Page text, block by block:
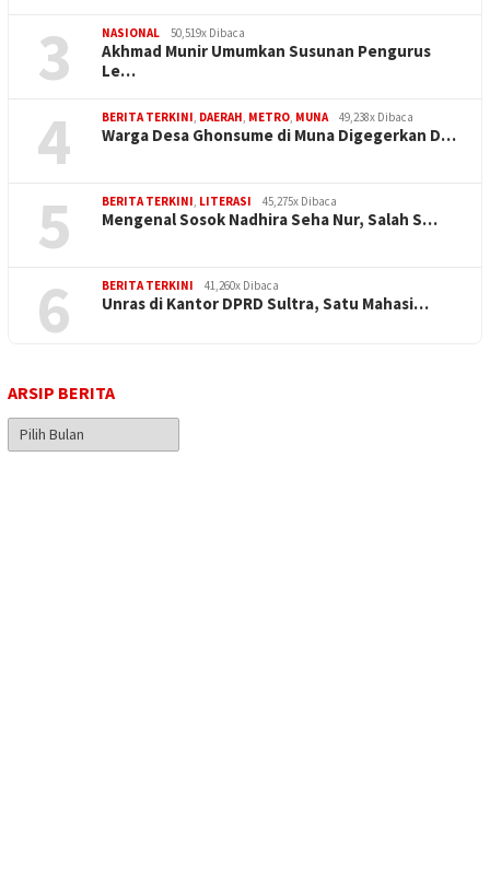
3
NASIONAL 50,519x Dibaca
Akhmad Munir Umumkan Susunan Pengurus
Le…
4 BERITA TERKINI, DAERAH, METRO, MUNA 49,238x Dibaca
Warga Desa Ghonsume di Muna Digegerkan D…
5 BERITA TERKINI, LITERASI 45,275x Dibaca
Mengenal Sosok Nadhira Seha Nur, Salah S…
6 BERITA TERKINI 41,260x Dibaca
Unras di Kantor DPRD Sultra, Satu Mahasi…
ARSIP BERITA
Arsip
Berita